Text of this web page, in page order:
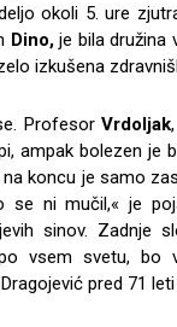
okoli 5. ure
Dino,je bila družina
izkušena
Profesor Vrdoljak
ampak bolezen je
koncu je samo
se ni mučil,« je
sinov. Zadnje
vsem svetu, bo
pred 71